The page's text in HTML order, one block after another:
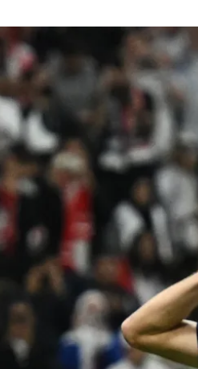
ליגה סינית
ליגה ברזילאית
ליגות נוספות